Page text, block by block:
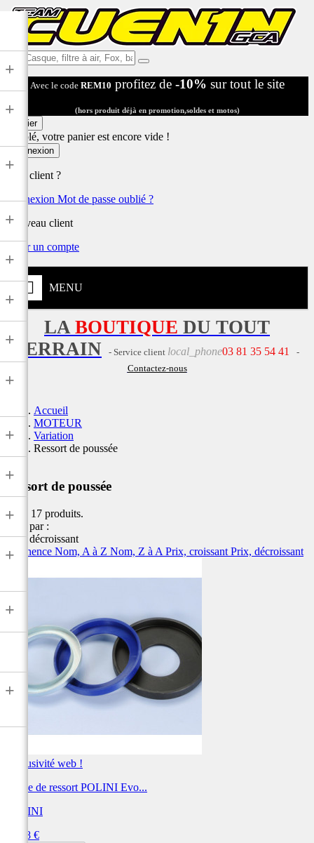
Ex:
Casque,
filtre
air,
Fox,
...
Avec le code REM10 profitez de -10% sur tout le site
(hors produit déjà en promotion,soldes et motos)
Panier
Désolé, votre panier est encore vide !
Connexion
Déjà client ?
Connexion Mot de passe oublié ?
Nouveau client
Créer un compte
MENU
+
+
+
+
+
+
+
+
+
+
+
+
+
+
LA BOUTIQUE DU TOUT
TERRAIN
- Service client local_phone03 81 35 54 41
-
Contactez-nous
Accueil
MOTEUR
Variation
Ressort de poussée
Ressort de poussée
Il y a 17 produits.
Trier par :
Prix, décroissant
Pertinence Nom, A à Z Nom, Z à A Prix, croissant Prix, décroissant
Exclusivité web !
Guide de ressort POLINI Evo...
POLINI
35,18 €